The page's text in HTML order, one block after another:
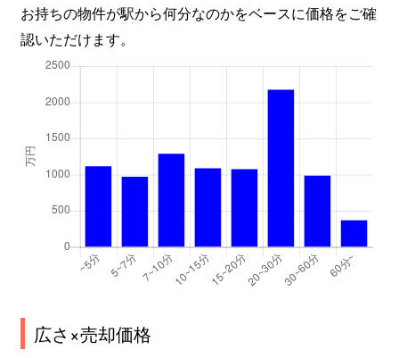
お持ちの物件が駅から何分なのかをベースに価格をご確
認いただけます。
広さ×売却価格